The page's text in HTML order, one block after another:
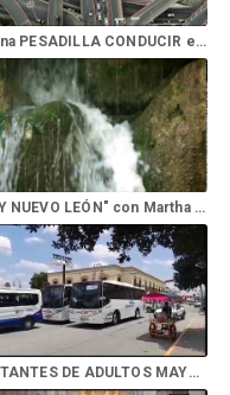
Es una PESADILLA CONDUCIR en esta AVENIDA en MONTERREY MEXICO
"SOY NUEVO LEÓN" con Martha Higareda - Turismo.
VISITANTES DE ADULTOS MAYORES DE SAN NICOLAS A LINARES